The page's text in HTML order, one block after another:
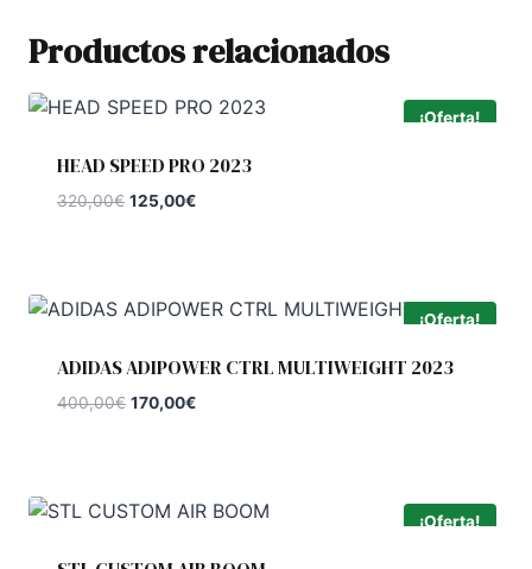
Productos relacionados
¡Oferta!
HEAD SPEED PRO 2023
320,00€ El
320,00€.
125,00€El
125,00€.
¡Oferta!
ADIDAS ADIPOWER CTRL MULTIWEIGHT 2023
400,00€ El
400,00€.
170,00€El
170,00€.
¡Oferta!